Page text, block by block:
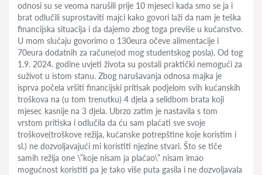
odnosi su se veoma narušili prije 10 mjeseci kada smo se ja i
brat odlučili suprostaviti majci kako govori laži da nam je teška
financijska situacija i da dajemo zbog toga previše u kućanstvo.
U mom slučaju govorimo o 130eura očeve alimentacije i
70eura dodatnih za račune(od mog studentskog posla). Od tog
1.9. 2024. godine uvjeti života su postali praktički nemogući za
suživot u istom stanu. Zbog narušavanja odnosa majka je
isprva počela vršiti financijski pritisak podjelom svih kućanskih
troškova na (u tom trenutku) 4 djela a selidbom brata koji
mjesec kasnije na 3 djela. Ubrzo zatim je nastavila s tom
vrstom pritiska i odlučila da ću sam plaćati sve svoje
troškove(troškove režija, kućanske potrepštine koje koristim i
sl.) ne dozvoljavajući mi koristiti njezine stvari. Što se tiče
samih režija one \”koje nisam ja plaćao\” nisam imao
mogućnost koristiti pa je tako više puta gasila i ne dozvoljavala